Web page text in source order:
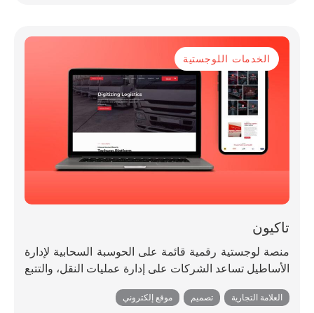
الخدمات اللوجستية
تاكيون
منصة لوجستية رقمية قائمة على الحوسبة السحابية لإدارة
الأساطيل تساعد الشركات على إدارة عمليات النقل، والتتبع
والتحليلات لتحسين العملية.
العلامة التجارية تصميم موقع إلكتروني